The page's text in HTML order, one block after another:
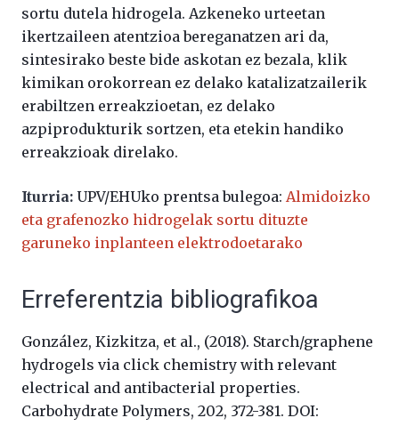
sortu dutela hidrogela. Azkeneko urteetan
ikertzaileen atentzioa bereganatzen ari da,
sintesirako beste bide askotan ez bezala, klik
kimikan orokorrean ez delako katalizatzailerik
erabiltzen erreakzioetan, ez delako
azpiprodukturik sortzen, eta etekin handiko
erreakzioak direlako.
Iturria: UPV/EHUko prentsa bulegoa: Almidoizko
eta grafenozko hidrogelak sortu dituzte
garuneko inplanteen elektrodoetarako
Erreferentzia bibliografikoa
González, Kizkitza, et al., (2018). Starch/graphene
hydrogels via click chemistry with relevant
electrical and antibacterial properties.
Carbohydrate Polymers, 202, 372-381. DOI: